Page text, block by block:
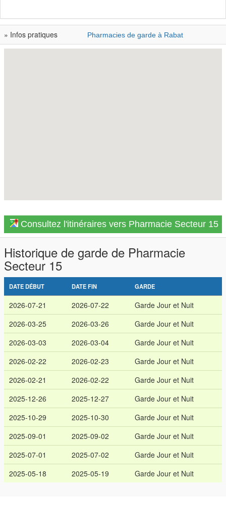
» Infos pratiques Pharmacies de garde à Rabat
Consultez l'itinéraires vers Pharmacie Secteur 15
Historique de garde de Pharmacie
Secteur 15
DATE DÉBUT DATE FIN GARDE
2026-07-21 2026-07-22
Garde Jour et Nuit
2026-03-25
2026-03-26
Garde Jour et Nuit
2026-03-03
2026-03-04
Garde Jour et Nuit
2026-02-22
2026-02-23
Garde Jour et Nuit
2026-02-21
2026-02-22
Garde Jour et Nuit
2025-12-26
2025-12-27
Garde Jour et Nuit
2025-10-29
2025-10-30
Garde Jour et Nuit
2025-09-01
2025-09-02
Garde Jour et Nuit
2025-07-01
2025-07-02
Garde Jour et Nuit
2025-05-18
2025-05-19 Garde Jour et Nuit